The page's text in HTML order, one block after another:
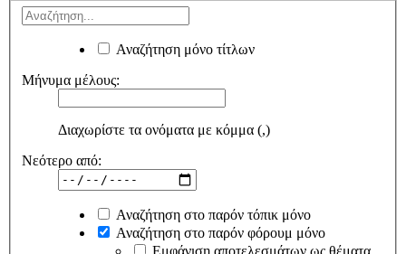
Αναζήτηση μόνο τίτλων
Μήνυμα μέλους:
Διαχωρίστε τα ονόματα με κόμμα (,)
Νεότερο από:
Αναζήτηση στο παρόν τόπικ μόνο
Αναζήτηση στο παρόν φόρουμ μόνο
Εμφάνιση αποτελεσμάτων ως θέματα